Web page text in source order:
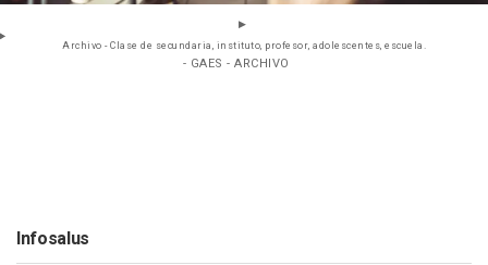
Archivo - Clase de secundaria, instituto, profesor, adolescentes, escuela.
- GAES - ARCHIVO
Infosalus